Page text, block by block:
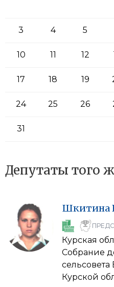
3 4 5
10 11 12
17 18 19
24 25 26
31
Депутаты того
Шкитина
Курская
Собрание
Курской